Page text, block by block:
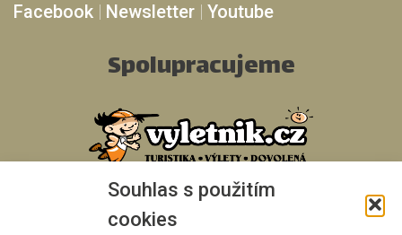
Souhlas s použitím
cookies
Facebook | Newsletter | Youtube
Spolupracujeme